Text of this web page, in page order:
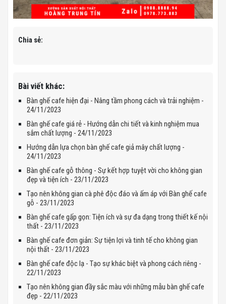
Chia sẻ:
Bài viết khác:
Bàn ghế cafe hiện đại - Nâng tầm phong cách và trải nghiệm -
24/11/2023
Bàn ghế cafe giá rẻ - Hướng dẫn chi tiết và kinh nghiệm mua
sắm chất lượng - 24/11/2023
Hướng dẫn lựa chọn bàn ghế cafe giả mây chất lượng -
24/11/2023
Bàn ghế cafe gỗ thông - Sự kết hợp tuyệt vời cho không gian
đẹp và tiện ích - 23/11/2023
Tạo nên không gian cà phê độc đáo và ấm áp với Bàn ghế cafe
gỗ - 23/11/2023
Bàn ghế cafe gấp gọn: Tiện ích và sự đa dạng trong thiết kế nội
thất - 23/11/2023
Bàn ghế cafe đơn giản: Sự tiện lợi và tinh tế cho không gian
nội thất - 23/11/2023
Bàn ghế cafe độc lạ - Tạo sự khác biệt và phong cách riêng -
22/11/2023
Tạo nên không gian đầy sắc màu với những mẫu bàn ghế cafe
đẹp - 22/11/2023